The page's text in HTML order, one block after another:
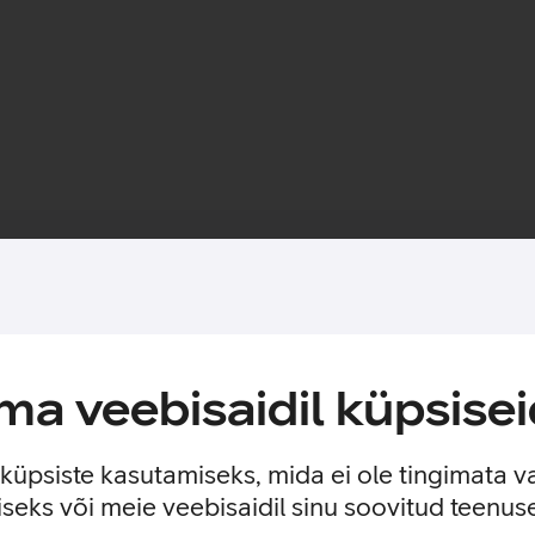
veebisaidil
kasutamiseks, mida ei ole tingimata
või meie veebisaidil sinu soovitud
sinu telefoni jättes samal ajal nähtavale seadme
väga lihtsaks. Ümbrisega on võimalik kasutada Qi või
garantii tootja poolt.